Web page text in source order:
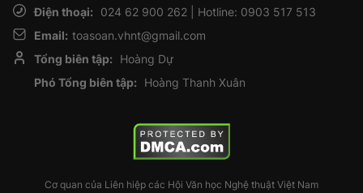
Điện thoại:
024 62 900 262 | Hotline: 0903 517 513
Email: toasoan.vhnt@gmail.com
Tổng biên tập:
Hoàng Dự
Phó Tổng biên tập:
Hoàng Thanh Xuân
Cơ quan của Liên hiệp các Hội Văn học Nghệ thuật Việt Nam